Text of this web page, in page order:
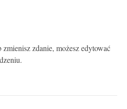
zdanie, możesz edytować